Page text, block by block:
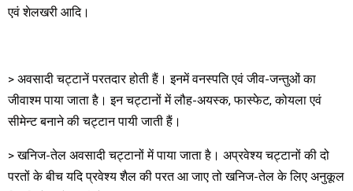
एवं शेलखरी आदि।
> अवसादी चट्टानें परतदार होती हैं। इनमें वनस्पति एवं जीव-जन्तुओं का
जीवाश्म पाया जाता है। इन चट्टानों में लौह-अयस्क, फास्फेट, कोयला एवं
सीमेन्ट बनाने की चट्टान पायी जाती हैं।
> खनिज-तेल अवसादी चट्टानों में पाया जाता है। अप्रवेश्य चट्टानों की दो
परतों के बीच यदि प्रवेश्य शैल की परत आ जाए तो खनिज-तेल के लिए अनुकूल